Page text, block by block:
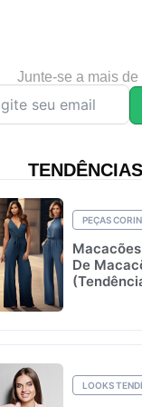
Junte-se a mais
PEÇAS
De
LOOKS